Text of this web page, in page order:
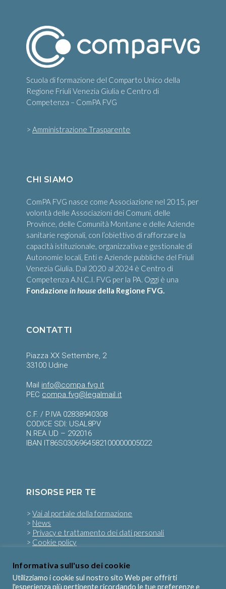
Scuola di formazione del Comparto Unico della
Regione Friuli Venezia Giulia e Centro di
Competenza – ComPA FVG
>Amministrazione Trasparente
CHI SIAMO
ComPA FVG nasce come Associazione nel 2015, per
volontà delle Associazioni dei Comuni, delle
Province, delle Comunità Montane e delle Aziende
sanitarie regionali, con l’obiettivo di rafforzare la
capacità istituzionale, organizzativa e gestionale di
Autonomie locali, Enti e Aziende pubbliche del Friuli
Venezia Giulia. Dal 2020 al 2024 è Centro di
Competenza A.N.C.I. FVG per la PA. Oggi è una
Fondazionein house della Regione FVG.
CONTATTI
Piazza XX Settembre, 2
33100 Udine
Mail info@compa.fvg.it
PEC compa.fvg@legalmail.it
C.F. / P.IVA 02838940308
CODICE SDI: USAL8PV
N.REA UD – 292016
IBAN IT86S0306964582100000005022
RISORSE PER TE
>Vai al portale della formazione
> News
> Privacy e trattamento dei dati personali
> Cookie policy
SEGUICI SU
Informativa sull'uso dei cookie
Utilizziamo i cookie sul nostro sito Web per offrirti
l'esperienza più pertinente ricordando le tue preferenze e